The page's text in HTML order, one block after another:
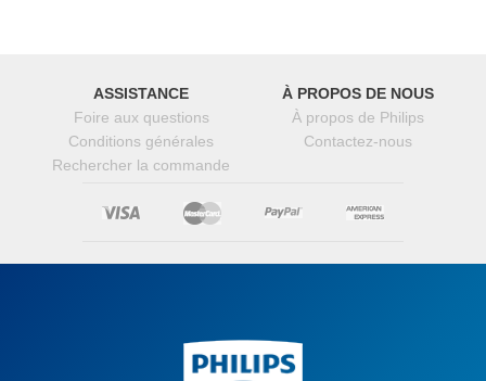
ASSISTANCE
Foire aux questions
Conditions générales
Rechercher la commande
À PROPOS DE NOUS
À propos de Philips
Contactez-nous